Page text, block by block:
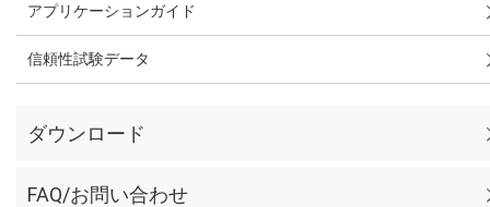
アプリケーションガイド
信頼性試験データ
ダウンロード
FAQ/お問い合わせ